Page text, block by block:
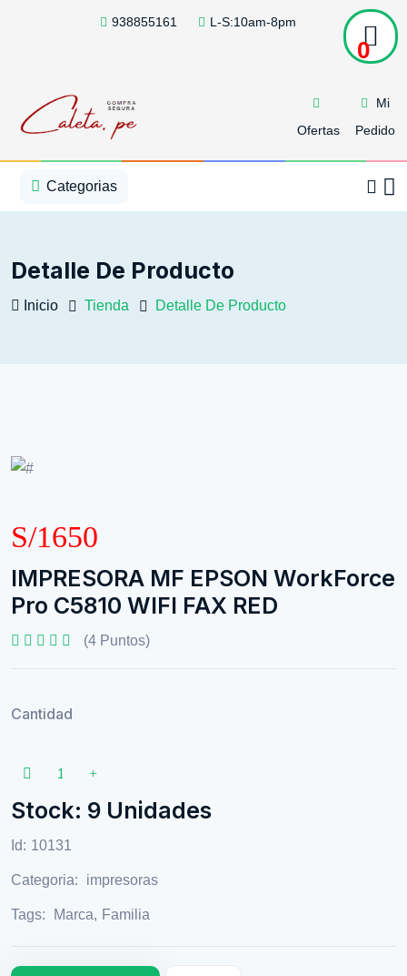
938855161 L-S:10am-8pm
Ofertas
Mi
Pedido
0
Categorias
Detalle De Producto
Inicio Tienda Detalle De Producto
S/1650
IMPRESORA MF EPSON WorkForce
Pro C5810 WIFI FAX RED
(4 Puntos)
Cantidad
Stock: 9 Unidades
Id: 10131
Categoria: impresoras
Tags: Marca, Familia